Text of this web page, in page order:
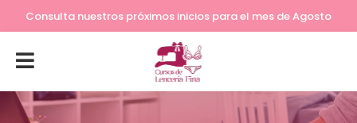
Consulta nuestros próximos inicios para el mes de Agosto